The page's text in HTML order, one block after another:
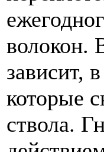
волокон.
зависит,
которые
ствола.